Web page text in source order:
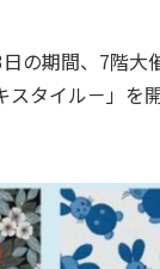
の期間、7階
タイル－」を開